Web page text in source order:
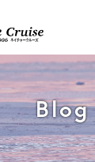
Blog